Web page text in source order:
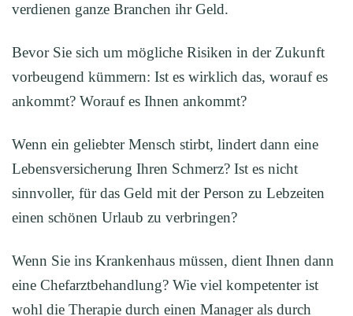
verdienen ganze Branchen ihr Geld.
Bevor Sie sich um mögliche Risiken in der Zukunft
vorbeugend kümmern: Ist es wirklich das, worauf es
ankommt? Worauf es Ihnen ankommt?
Wenn ein geliebter Mensch stirbt, lindert dann eine
Lebensversicherung Ihren Schmerz? Ist es nicht
sinnvoller, für das Geld mit der Person zu Lebzeiten
einen schönen Urlaub zu verbringen?
Wenn Sie ins Krankenhaus müssen, dient Ihnen dann
eine Chefarztbehandlung? Wie viel kompetenter ist
wohl die Therapie durch einen Manager als durch